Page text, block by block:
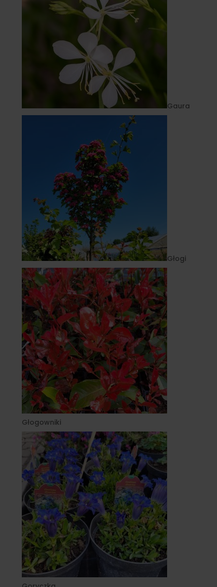
Gaura
Głogi
Głogowniki